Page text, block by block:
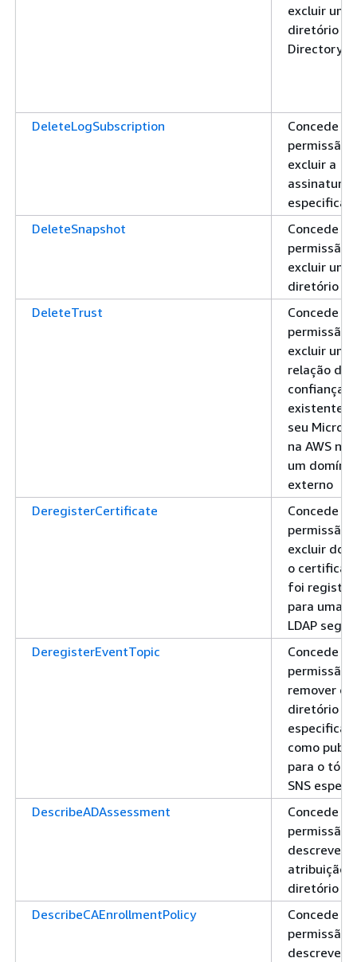
excluir um
diretório do
Directory
DeleteLogSubscription
Concede
permissão
excluir a
assinatura
DeleteSnapshot
Concede
permissão
excluir um
diretório
DeleteTrust
Concede
permissão
excluir uma
relação de
confiança
existente
seu
na AWS
um domínio
externo
DeregisterCertificate
Concede
permissão
excluir do
o
foi
para uma
LDAP
DeregisterEventTopic
Concede
permissão
remover o
diretório
como
para o
SNS
DescribeADAssessment
Concede
permissão
descrever
atribuição
diretório
DescribeCAEnrollmentPolicy
Concede
permissão
descrever o